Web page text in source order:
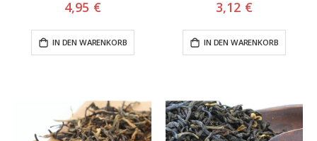
4,95 €
IN DEN WARENKORB
3,12 €
IN DEN WARENKORB